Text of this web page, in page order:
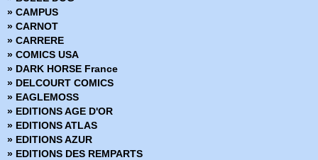
» Les trésors d'Alan Moore
» Mandrake le magicien - l'intégrale
» Marvel Galerie
» Metal Gear Solid
» Planetary
» Predator
» Predators
» Prince Valiant Intégrale
» Raise the dead
» Révélations
» Sergent Rock - Anthologie
» CAMPUS
» CARNOT
» CARRERE
» COMICS USA
» DARK HORSE France
» DELCOURT COMICS
» EAGLEMOSS
» EDITIONS AGE D'OR
» EDITIONS ATLAS
» EDITIONS AZUR
» EDITIONS DES REMPARTS